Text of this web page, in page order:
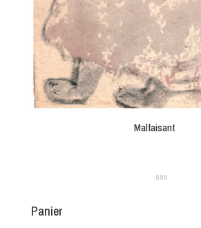
Malfaisant